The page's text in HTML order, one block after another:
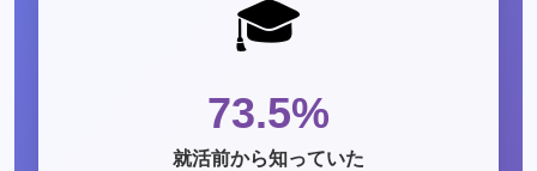
🎓
73.5%
就活前から知っていた